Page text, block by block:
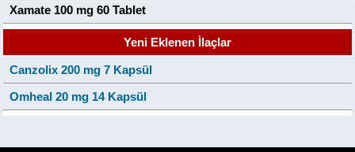
Xamate 100 mg 60 Tablet
Yeni Eklenen İlaçlar
Canzolix 200 mg 7 Kapsül
Omheal 20 mg 14 Kapsül